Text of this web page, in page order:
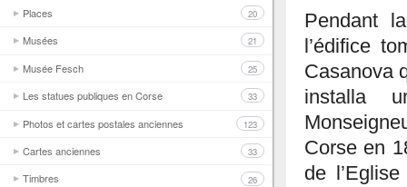
Places 20
Musées 21
Musée Fesch 25
Les statues publiques en Corse 33
Photos et cartes postales anciennes 123
Cartes anciennes 33
Timbres 26
Pendant
l’édifice
Casanova
installa
Corse en
de